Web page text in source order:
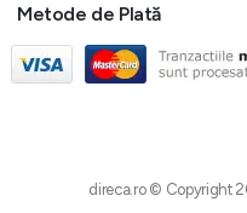
Metode de Plată
direca.ro © Copyright